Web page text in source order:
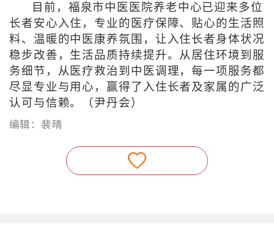
目前，福泉市中医医院养老中心已迎来多位
长者安心入住，专业的医疗保障、贴心的生活照
料、温暖的中医康养氛围，让入住长者身体状况
稳步改善，生活品质持续提升。从居住环境到服
务细节，从医疗救治到中医调理，每一项服务都
尽显专业与用心，赢得了入住长者及家属的广泛
认可与信赖。（尹丹会）
编辑：裴晴